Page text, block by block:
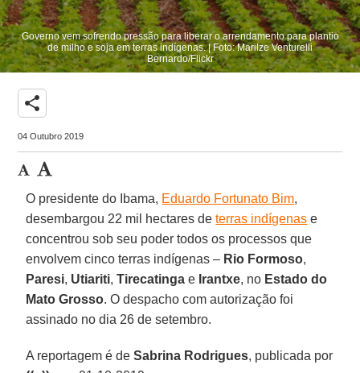
Governo vem sofrendo pressão para liberar o arrendamento para plantio
de milho e soja em terras indígenas. | Foto: Marilze Venturelli
Bernardo/Flickr
share
04 Outubro 2019
O presidente do Ibama, Eduardo Fortunato Bim,
desembargou 22 mil hectares deterras indígenas e
concentrou sob seu poder todos os processos que
envolvem cinco terras indígenas – Rio Formoso,
Paresi, Utiariti,Tirecatinga e Irantxe, no Estado do
Mato Grosso. O despacho com autorização foi
assinado no dia 26 de setembro.
A reportagem é deSabrina Rodrigues, publicada por